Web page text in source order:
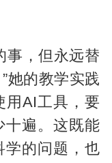
事，但永远替
她的教学实践
用AI工具，要
十遍。这既能
学的问题，也